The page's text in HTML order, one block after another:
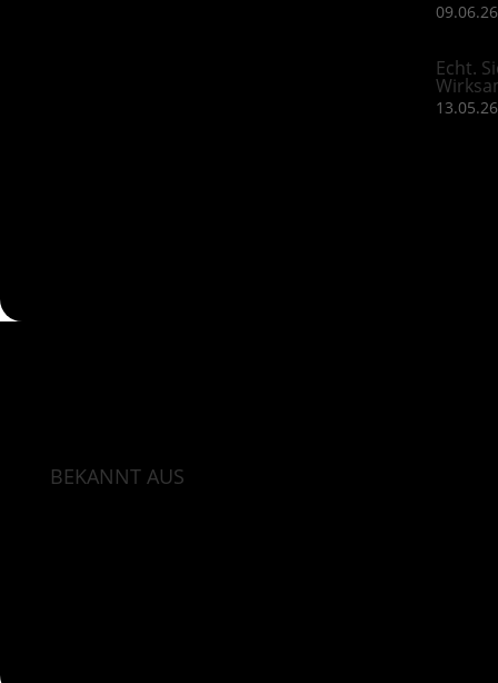
09.06.26
Echt.
13.05.26
BEKANNT AUS